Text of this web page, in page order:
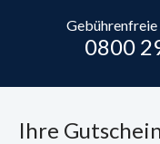
0800
Ihre